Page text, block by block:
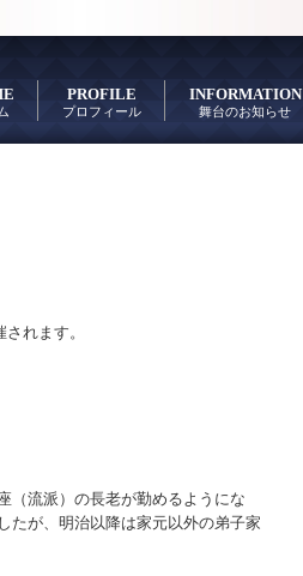
PROFILE
プロフィール
INFORMATION
舞台のお知らせ
れます。
（流派）の長老が勤めるようにな
たが、明治以降は家元以外の弟子家